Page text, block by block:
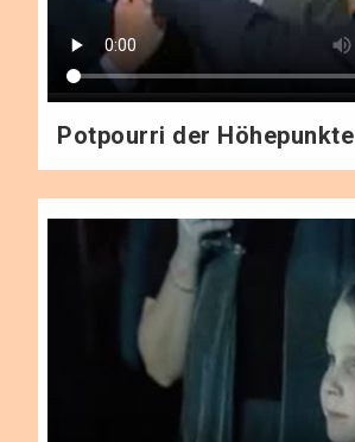
Potpourri der Höhepunkte